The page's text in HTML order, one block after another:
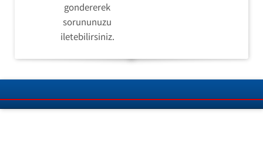
gondererek
sorununuzu
iletebilirsiniz.